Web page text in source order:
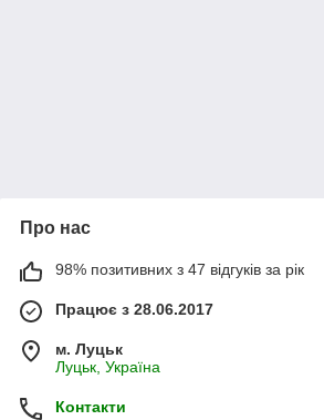
Про нас
98% позитивних з 47 відгуків за рік
Працює з 28.06.2017
м. Луцьк
Луцьк, Україна
Контакти